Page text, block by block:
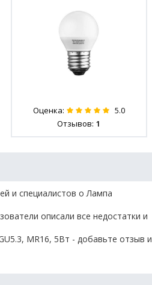
Оценка: 5.0
Отзывов: 1
и специалистов о Лампа
описали все недостатки и
MR16, 5Вт - добавьте отзыв и